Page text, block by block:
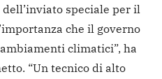
dell’inviato speciale per il
che il governo
climatici”, ha
“Un tecnico di alto